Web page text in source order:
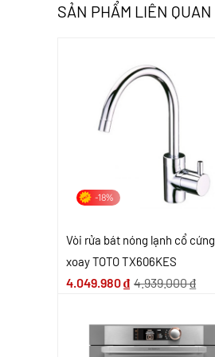
SẢN PHẨM LIÊN QUAN
-18%
Vòi rửa bát nóng lạnh cổ cứng
xoay TOTO TX606KES
4.049.980₫ 4.939.000₫